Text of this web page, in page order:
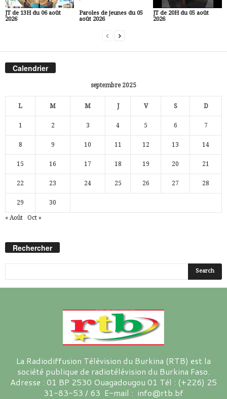
JT de 13H du 06 août
2026
Paroles de jeunes du 05
août 2026
JT de 20H du 05 août
2026
Calendrier
septembre 2025
L M M J V S D
1 2 3 4 5 6 7
8 9 10 11 12 13 14
15 16 17 18 19 20 21
22 23 24 25 26 27 28
29 30
« Août Oct »
Rechercher
La Radiodiffusion Télévision du Burkina (RTB) est la
société publique de radiotélévision du Burkina Faso.
Adresse : 01 BP 2530 Ouagadougou 01 Tél : (+226) 25
31-83-53 / 63 E-mail : info@rtb.bf